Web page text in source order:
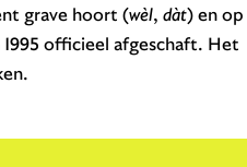
grave hoort (wèl, dàt) en op
officieel afgeschaft. Het